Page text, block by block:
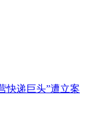
快递巨头”遭立案